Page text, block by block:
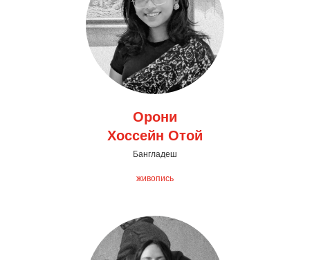
Орони
Хоссейн Отой
Бангладеш
живопись